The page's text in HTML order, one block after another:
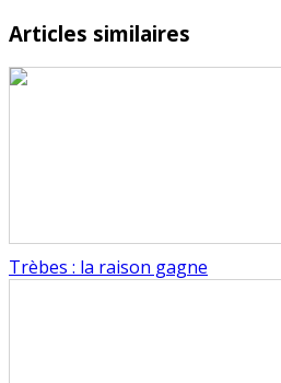
Articles similaires
Trèbes : la raison gagne